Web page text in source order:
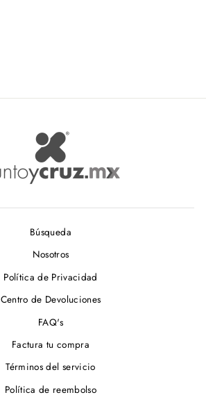
Búsqueda
Nosotros
Política de Privacidad
Centro de Devoluciones
FAQ's
Factura tu compra
Términos del servicio
Política de reembolso